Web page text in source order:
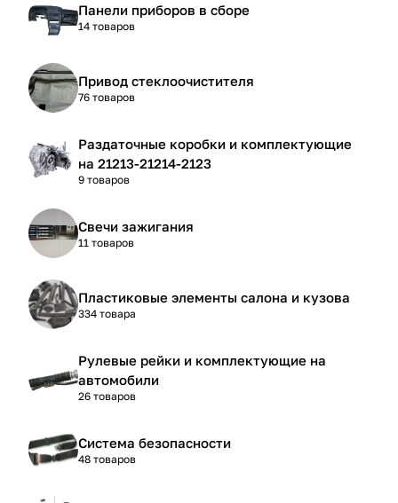
Панели приборов в сборе
14 товаров
Привод стеклоочистителя
76 товаров
Раздаточные коробки и комплектующие
на 21213-21214-2123
9 товаров
Свечи зажигания
11 товаров
Пластиковые элементы салона и кузова
334 товара
Рулевые рейки и комплектующие на
автомобили
26 товаров
Система безопасности
48 товаров